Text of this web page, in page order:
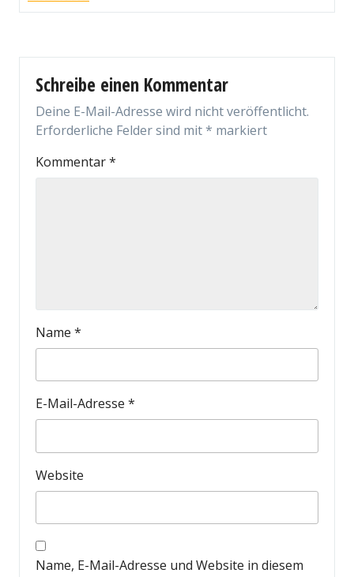
Schreibe einen Kommentar
Deine E-Mail-Adresse wird nicht veröffentlicht.
Erforderliche Felder sind mit* markiert
Kommentar*
Name *
E-Mail-Adresse *
Website
Name, E-Mail-Adresse und Website in diesem